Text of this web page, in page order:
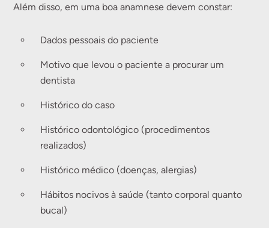
Além disso, em uma boa anamnese devem constar:
Dados pessoais do paciente
Motivo que levou o paciente a procurar um
dentista
Histórico do caso
Histórico odontológico (procedimentos
realizados)
Histórico médico (doenças, alergias)
Hábitos nocivos à saúde (tanto corporal quanto
bucal)